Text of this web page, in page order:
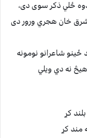
ځلي ذكر سوى دى،
خان هجري ورور دى
شاعرانو نومونه
نه دي ويلي
كړ
مند كړ